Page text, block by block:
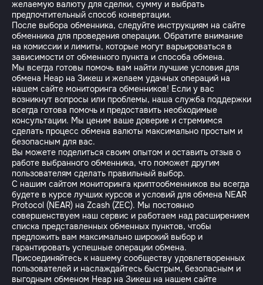
желаемую валюту для сделки, сумму и выбрать
предпочтительный способ конвертации.
После выбора обменника, следуйте инструкциям на сайте
обменника для проведения операции. Обратите внимание
на комиссии и лимиты, которые могут варьироваться в
зависимости от обменного пункта и способа обмена.
Мы всегда готовы помочь вам найти лучшие условия для
обмена Неар на Зикеш и желаем удачных операций на
нашем сайте мониторинга обменников! Если у вас
возникнут вопросы или проблемы, наша служба поддержки
всегда готова помочь и предоставить необходимые
консультации. Мы ценим ваше доверие и стремимся
сделать процесс обмена валюты максимально простым и
безопасным для вас.
Вы можете поделиться своим опытом и оставить отзыв о
работе выбранного обменника, что поможет другим
пользователям сделать правильный выбор.
С нашим сайтом мониторинга криптообменников вы всегда
будете в курсе лучших курсов и условий для обмена NEAR
Protocol (NEAR) на Zcash (ZEC). Мы постоянно
совершенствуем наш сервис и работаем над расширением
списка представленных обменных пунктов, чтобы
предложить вам максимально широкий выбор и
гарантировать успешные операции обмена.
Присоединяйтесь к нашему сообществу удовлетворенных
пользователей и наслаждайтесь быстрым, безопасным и
выгодным обменом Неар на Зикеш на нашем сайте